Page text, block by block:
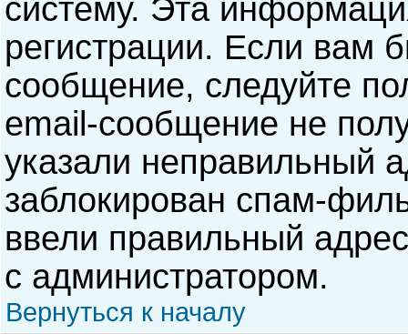
систему. Эта
регистрации. Если вам
сообщение, следуйте
email-сообщение не
указали неправильный
заблокирован спам-
ввели правильный
с администратором.
Вернуться к началу